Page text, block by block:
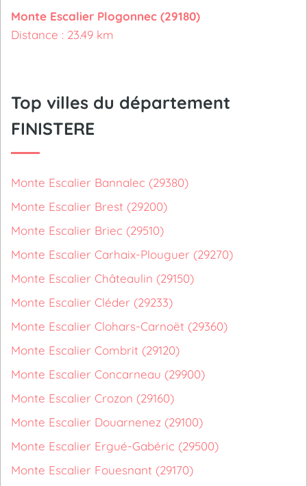
Monte Escalier Plogonnec (29180)
Distance : 23.49 km
Top villes du département
FINISTERE
Monte Escalier Bannalec (29380)
Monte Escalier Brest (29200)
Monte Escalier Briec (29510)
Monte Escalier Carhaix-Plouguer (29270)
Monte Escalier Châteaulin (29150)
Monte Escalier Cléder (29233)
Monte Escalier Clohars-Carnoët (29360)
Monte Escalier Combrit (29120)
Monte Escalier Concarneau (29900)
Monte Escalier Crozon (29160)
Monte Escalier Douarnenez (29100)
Monte Escalier Ergué-Gabéric (29500)
Monte Escalier Fouesnant (29170)